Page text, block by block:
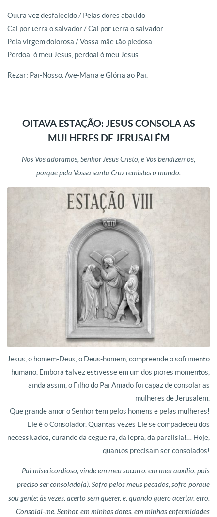
Outra vez desfalecido / Pelas dores abatido
Cai por terra o salvador / Cai por terra o salvador
Pela virgem dolorosa / Vossa mãe tão piedosa
Perdoai ó meu Jesus, perdoai ó meu Jesus.
Rezar: Pai-Nosso, Ave-Maria e Glória ao Pai.
OITAVA ESTAÇÃO: JESUS CONSOLA AS
MULHERES DE JERUSALÉM
Nós Vos adoramos, Senhor Jesus Cristo, e Vos bendizemos,
porque pela Vossa santa Cruz remistes o mundo.
Jesus, o homem-Deus, o Deus-homem, compreende o sofrimento
humano. Embora talvez estivesse em um dos piores momentos,
ainda assim, o Filho do Pai Amado foi capaz de consolar as
mulheres de Jerusalém.
Que grande amor o Senhor tem pelos homens e pelas mulheres!
Ele é o Consolador. Quantas vezes Ele se compadeceu dos
necessitados, curando da cegueira, da lepra, da paralisia!… Hoje,
quantos precisam ser consolados!
Pai misericordioso, vinde em meu socorro, em meu auxílio, pois
preciso ser consolado(a). Sofro pelos meus pecados, sofro porque
sou gente; às vezes, acerto sem querer, e, quando quero acertar, erro.
Consolai-me, Senhor, em minhas dores, em minhas enfermidades